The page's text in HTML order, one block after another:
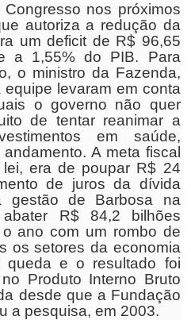
nos próximos
autoriza a redução da
um deficit de R$ 96,65
a 1,55% do PIB. Para
o ministro da Fazenda,
levaram em conta
o governo não quer
de tentar reanimar a
em saúde,
A meta fiscal
era de poupar R$ 24
de juros da dívida
gestão de Barbosa na
abater R$ 84,2 bilhões
ano com um rombo de
os setores da economia
queda e o resultado foi
Produto Interno Bruto
desde que a Fundação
a pesquisa, em 2003.